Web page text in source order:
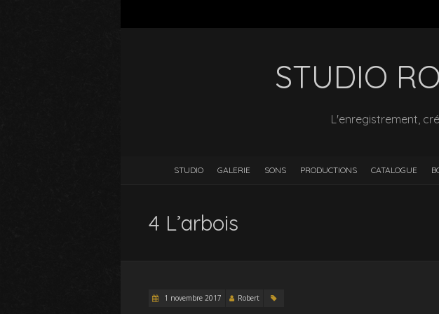
STUDIO
L'enregistrement,
STUDIO GALERIE SONS PRODUCTIONS CATALOGUE
4 L’arbois
1 novembre 2017 Robert